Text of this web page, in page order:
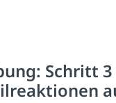
Schritt 3